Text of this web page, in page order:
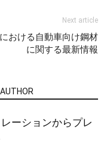
Next article
おける自動車向け鋼材
に関する最新情報
ーションからプレ